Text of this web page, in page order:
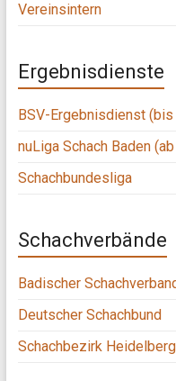
Vereinsintern
Ergebnisdienste
BSV-Ergebnisdienst
nuLiga Schach Baden
Schachbundesliga
Schachverbände
Badischer
Deutscher Schachbund
Schachbezirk Heidelberg